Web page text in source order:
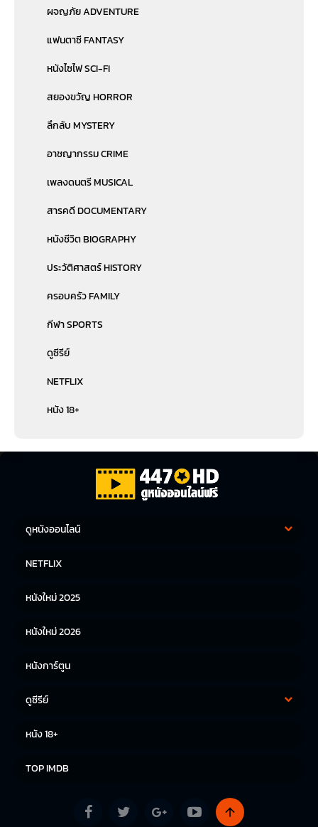
ผจญภัย ADVENTURE
แฟนตาซี FANTASY
หนังไซไฟ SCI-FI
สยองขวัญ HORROR
ลึกลับ MYSTERY
อาชญากรรม CRIME
เพลงดนตรี MUSICAL
สารคดี DOCUMENTARY
หนังชีวิต BIOGRAPHY
ประวัติศาสตร์ HISTORY
ครอบครัว FAMILY
กีฬา SPORTS
ดูซีรีย์
NETFLIX
หนัง 18+
ดูหนังออนไลน์
หนังญี่ปุ่น
NETFLIX
หนังใหม่ 2025
หนังใหม่ 2026
หนังการ์ตูน
ดูซีรีย์
หนัง 18+
TOP IMDB